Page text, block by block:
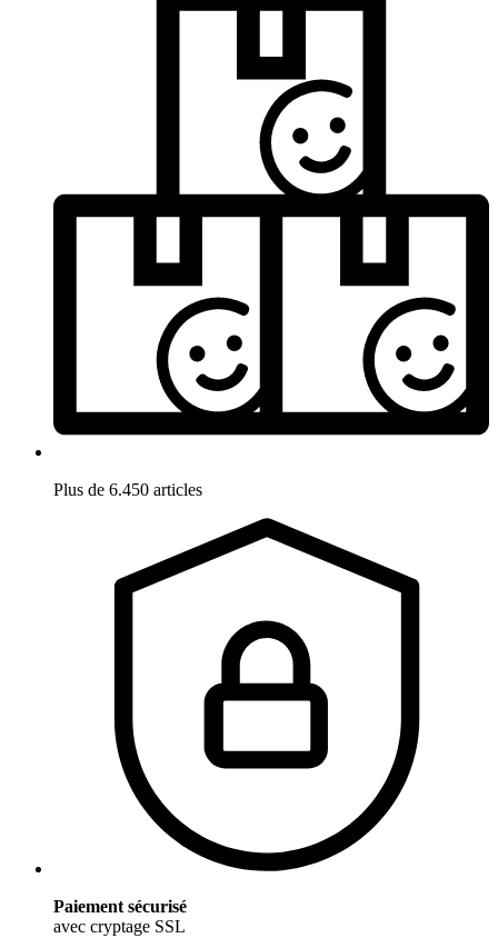
Plus de 6.450 articles
Paiement sécurisé
avec cryptage SSL